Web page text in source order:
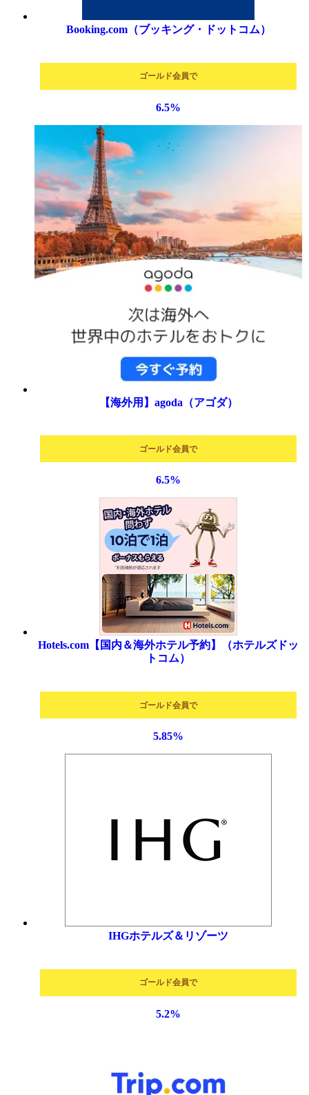
Booking.com（ブッキング・ドットコム）
ゴールド会員で
6.5%
【海外用】agoda（アゴダ）
ゴールド会員で
6.5%
Hotels.com【国内＆海外ホテル予約】（ホテルズドッ
トコム）
ゴールド会員で
5.85%
IHGホテルズ＆リゾーツ
ゴールド会員で
5.2%